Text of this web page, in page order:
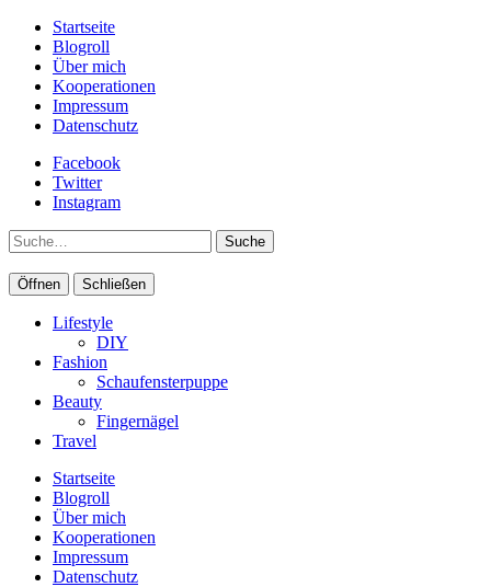
Startseite
Blogroll
Über mich
Kooperationen
Impressum
Datenschutz
Facebook
Twitter
Instagram
Suche
Öffnen Schließen
Lifestyle
DIY
Fashion
Schaufensterpuppe
Beauty
Fingernägel
Travel
Startseite
Blogroll
Über mich
Kooperationen
Impressum
Datenschutz